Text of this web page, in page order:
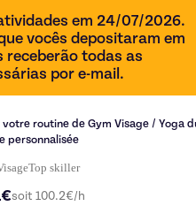
em 24/07/2026.
vocês depositaram em
receberão todas as
por e-mail.
votre routine de Gym Visage / Yoga
personnalisée
Topskiller
soit100.2€/h